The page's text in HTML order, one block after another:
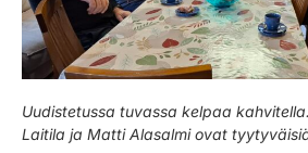
Uudistetussa tuvassa kelpaa
Laitila ja Matti Alasalmi ovat